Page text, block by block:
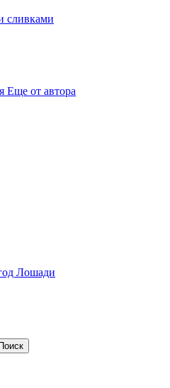
сливками
Еще от автора
Лошади